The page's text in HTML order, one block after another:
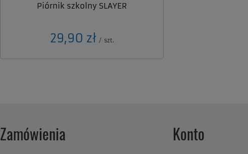
Piórnik szkolny SLAYER
29,90 zł / szt.
Zamówienia Konto